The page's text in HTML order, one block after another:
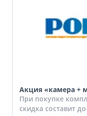
Акция «камера +
При покупке
скидка составит